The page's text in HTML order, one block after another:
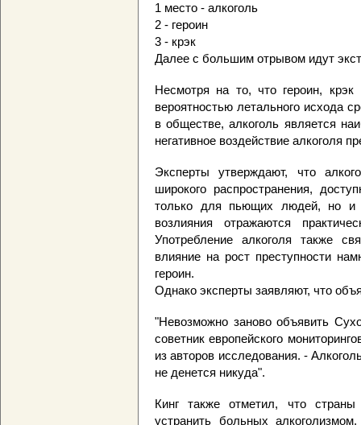
1 место - алкоголь
2 - героин
3 - крэк
Далее с большим отрывом идут
Несмотря на то, что героин,
вероятностью летального исхода
в обществе, алкоголь является
негативное воздействие алкоголя
Эксперты утверждают, что
широкого распространения,
только для пьющих людей, но и
возлияния отражаются
Употребление алкоголя также
влияние на рост преступности
героин.
Однако эксперты заявляют, что
"Невозможно заново объявить
советник европейского
из авторов исследования. -
не денется никуда".
Кинг также отметил, что
устранить больных